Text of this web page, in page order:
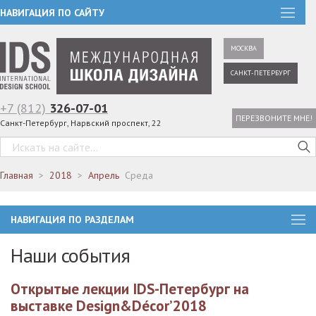
НАВИГАЦИЯ ПО САЙТУ
МОСКВА
САНКТ-ПЕТЕРБУРГ
+7 (812) 326-07-01
Санкт-Петербург, Нарвский проспект, 22 ПЕРЕЗВОНИТЕ МНЕ!
Главная 2018 Апрель Среда
НАВИГАЦИЯ ПО РАЗДЕЛАМ
Наши события
Открытые лекции IDS-Петербург на
выставке Design&Décor’2018